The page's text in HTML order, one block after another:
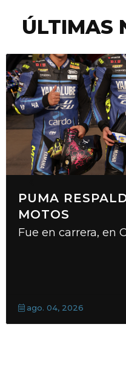
ÚLTIMAS
PUMA
MOTOS
Fue en carrera, en
ago. 04, 2026